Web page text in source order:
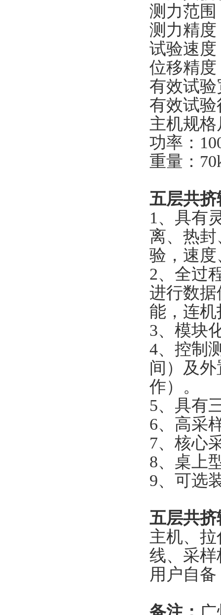
测力范围
测力精度
试验速度
位移精度
有效试验
有效试验
主机规格
功率：
重量：
五层共
1、具有
离、热
验，速
2、全过
进行数
能，连
3、模块
4、控制
间）及
作）。
5、具有
6、高采
7、核心
8、桌上
9、可选
五层共
主机、
线、采
用户自